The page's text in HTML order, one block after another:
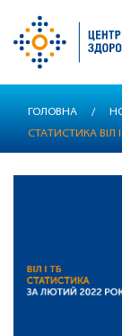
основного
ГОЛОВНА /
СТАТИСТИКА ВІЛ